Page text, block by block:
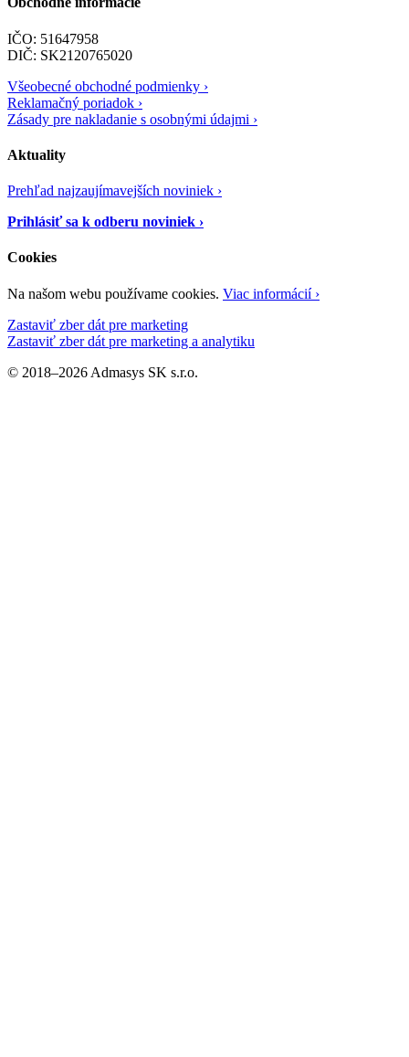
IČO: 51647958
DIČ: SK2120765020
Všeobecné obchodné podmienky ›
Reklamačný poriadok ›
Zásady pre nakladanie s osobnými údajmi ›
Aktuality
Prehľad najzaujímavejších noviniek ›
Prihlásiť sa k odberu noviniek ›
Cookies
Na našom webu používame cookies. Viac informácií ›
Zastaviť zber dát pre marketing
Zastaviť zber dát pre marketing a analytiku
© 2018–2026 Admasys SK s.r.o.